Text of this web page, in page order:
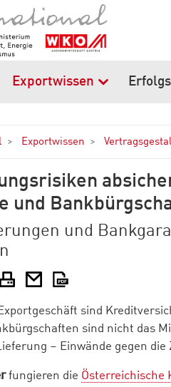
Exportwissen
Exportwissen
und
und
Drucken
E-Mail
PDF
sind
sind nicht das
– Einwände gegen
fungieren die Österreichische